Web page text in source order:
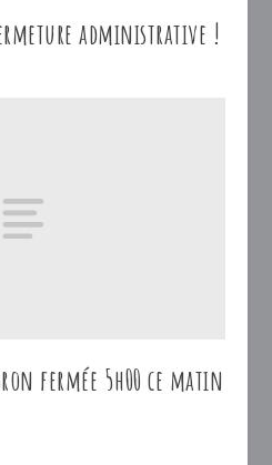
administrative !
fermée 5h00 ce matin